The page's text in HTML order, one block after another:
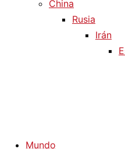
China
Rusia
Irán
Mundo